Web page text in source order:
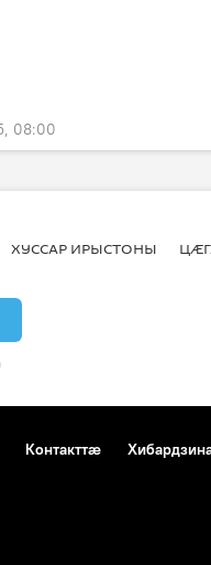
08:00
ХУССАР ИРЫСТОНЫ
Контакттӕ